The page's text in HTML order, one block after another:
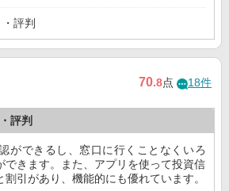
評判
70.8点 18件
評判
ができるし、窓口に行くことなくいろ
できます。また、アプリを使って投資信
割引があり、機能的にも優れています。